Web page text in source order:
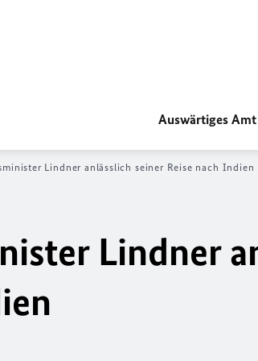
Auswärtiges Amt
Lindner anlässlich seiner Reise nach Indien
Lindner